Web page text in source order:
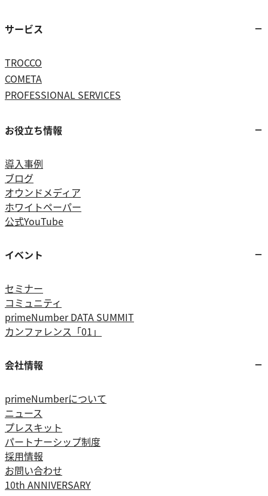
サービス
TROCCO
COMETA
PROFESSIONAL SERVICES
お役立ち情報
導入事例
ブログ
オウンドメディア
ホワイトペーパー
公式YouTube
イベント
セミナー
コミュニティ
primeNumber DATA SUMMIT
カンファレンス「01」
会社情報
primeNumberについて
ニュース
プレスキット
パートナーシップ制度
採用情報
お問い合わせ
10th ANNIVERSARY